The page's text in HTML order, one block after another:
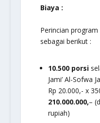
Biaya :
Perincian
sebagai berikut :
10.500 porsi
Jami’ Al-Sofwa
Rp 20.000,- x
210.000.000,–
rupiah)